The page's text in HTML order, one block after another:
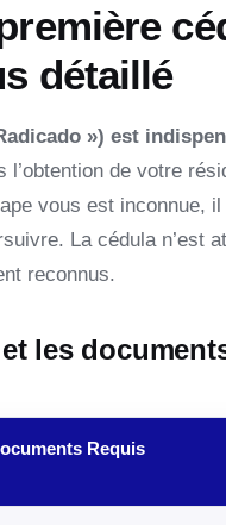
détaillé
») est
l’obtention de votre
vous est inconnue,
La cédula n’est
reconnus.
les
Requis